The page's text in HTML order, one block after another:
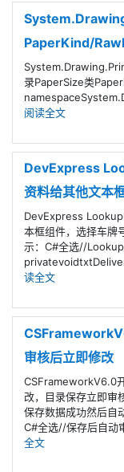
PaperKind/
录PaperSize类
阅读全文
DevExpress
资料给其他文本
DevExpress
本框组件，选择车牌
示：C#全选//
读全文
审核后立即修改
CSFrameworkV6.0
改，目录保存立即审
保存数据成功然后自
C#全选//保存后自
全文